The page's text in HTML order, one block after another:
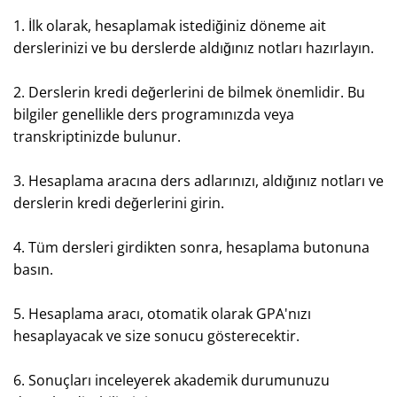
1. İlk olarak, hesaplamak istediğiniz döneme ait
derslerinizi ve bu derslerde aldığınız notları hazırlayın.
2. Derslerin kredi değerlerini de bilmek önemlidir. Bu
bilgiler genellikle ders programınızda veya
transkriptinizde bulunur.
3. Hesaplama aracına ders adlarınızı, aldığınız notları ve
derslerin kredi değerlerini girin.
4. Tüm dersleri girdikten sonra, hesaplama butonuna
basın.
5. Hesaplama aracı, otomatik olarak GPA'nızı
hesaplayacak ve size sonucu gösterecektir.
6. Sonuçları inceleyerek akademik durumunuzu